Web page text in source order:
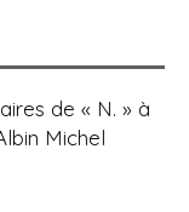
de « N. » à
Michel